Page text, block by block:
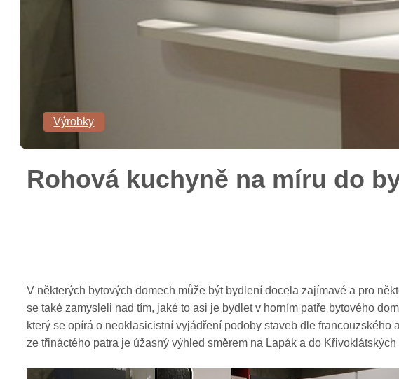
Výrobky
Rohová kuchyně na míru do
V některých bytových domech může být bydlení docela zajímavé a pro
se také zamysleli nad tím, jaké to asi je bydlet v horním patře bytového
který se opírá o neoklasicistní vyjádření podoby staveb dle
ze třináctého patra je úžasný výhled směrem na Lapák a do Křivoklátských